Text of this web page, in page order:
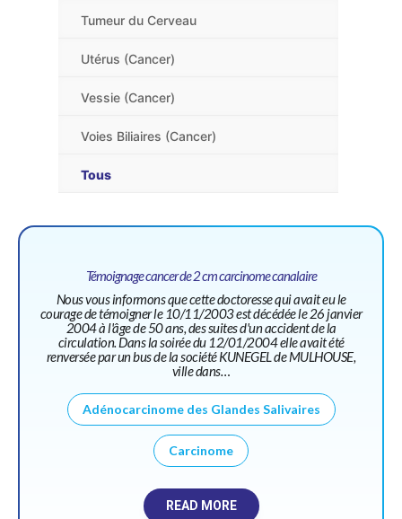
Tous
Tumeur du Cerveau
Utérus (Cancer)
Vessie (Cancer)
Voies Biliaires (Cancer)
Témoignage cancer de 2 cm carcinome canalaire
Nous vous informons que cette doctoresse qui avait eu le
courage de témoigner le 10/11/2003 est décédée le 26 janvier
2004 à l'âge de 50 ans, des suites d'un accident de la
circulation. Dans la soirée du 12/01/2004 elle avait été
renversée par un bus de la société KUNEGEL de MULHOUSE,
ville dans…
Adénocarcinome des Glandes Salivaires
Carcinome
READ MORE